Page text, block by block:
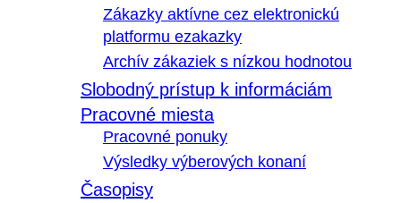
Zákazky aktívne cez elektronickú
platformu ezakazky
Archív zákaziek s nízkou hodnotou
Slobodný prístup k informáciám
Pracovné miesta
Pracovné ponuky
Výsledky výberových konaní
Časopisy